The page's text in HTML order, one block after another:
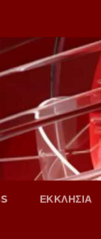
ΕΚΚΛΗΣΙΑ